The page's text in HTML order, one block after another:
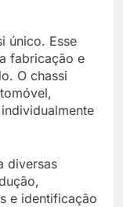
único. Esse
fabricação e
O chassi
diversas
e identificação